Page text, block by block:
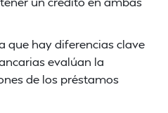
que hay diferencias clave
evalúan la
de los préstamos